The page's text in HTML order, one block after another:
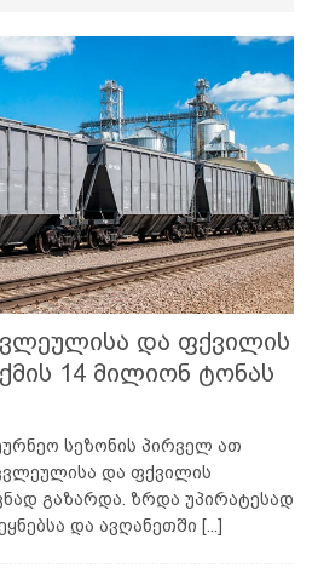
და ფქვილის
14 მილიონ ტონას
სეზონის პირველ ათ
და ფქვილის
გაზარდა. ზრდა უპირატესად
და ავღანეთში [...]